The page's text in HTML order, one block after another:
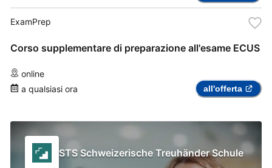
ExamPrep
Corso supplementare di preparazione all'esame ECUS
online
a qualsiasi ora
all'offerta
STS Schweizerische Treuhänder Schule